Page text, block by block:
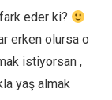
eder ki?
erken olursa o
istiyorsan ,
yaş almak